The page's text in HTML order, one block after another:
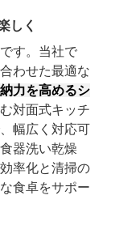
しく
す。当社で
わせた最適な
力を高めるシ
対面式キッチ
幅広く対応可
器洗い乾燥
率化と清掃の
食卓をサポー